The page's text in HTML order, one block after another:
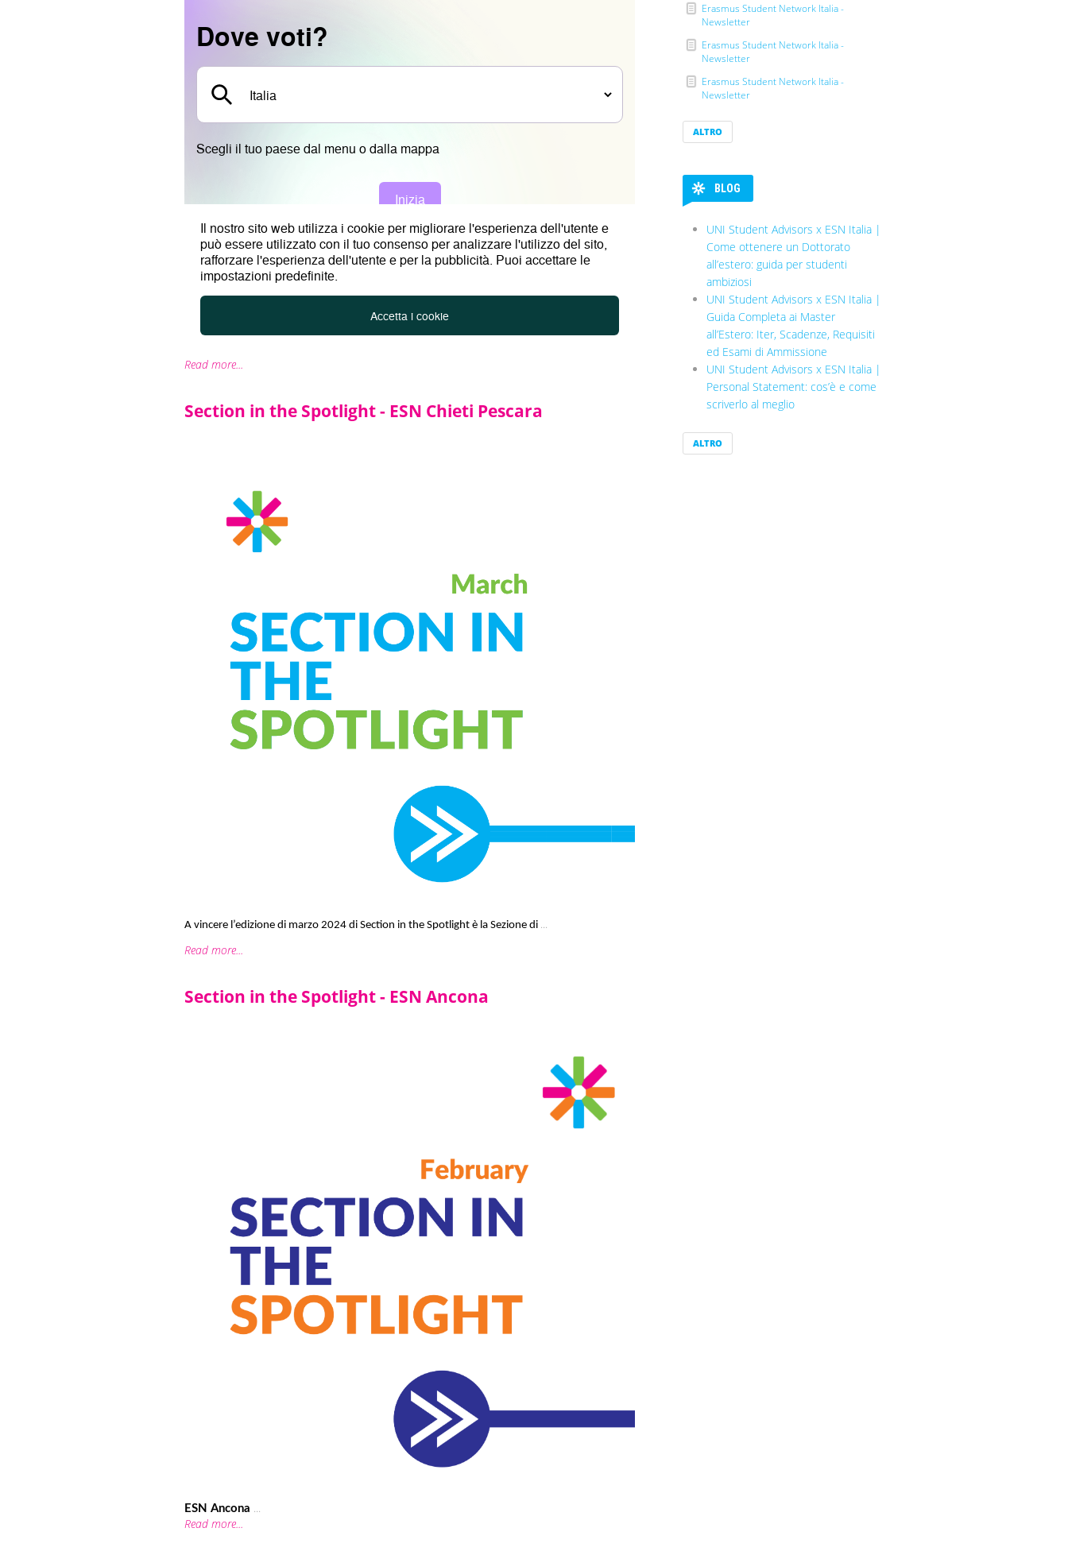
Read more...
Section in the Spotlight - ESN Chieti Pescara
A vincere l’edizione di marzo 2024 di Section in the Spotlight è la Sezione di ...
Read more...
Section in the Spotlight - ESN Ancona
ESN Ancona ...
Read more...
Erasmus Student Network Italia -
Newsletter
Erasmus Student Network Italia -
Newsletter
Erasmus Student Network Italia -
Newsletter
ALTRO
BLOG
UNI Student Advisors x ESN Italia |
Come ottenere un Dottorato
all’estero: guida per studenti
ambiziosi
UNI Student Advisors x ESN Italia |
Guida Completa ai Master
all’Estero: Iter, Scadenze, Requisiti
ed Esami di Ammissione
UNI Student Advisors x ESN Italia |
Personal Statement: cos’è e come
scriverlo al meglio
ALTRO